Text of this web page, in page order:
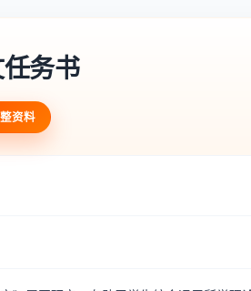
务书
资料